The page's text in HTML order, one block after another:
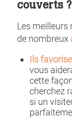
couverts ?
Les meilleurs
de nombreux
Ils
vous
cette
cherchez
si un